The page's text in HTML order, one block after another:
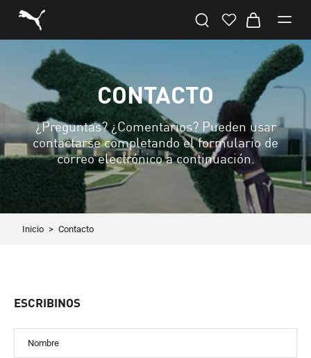
CONTACTO
¿Preguntas? ¿Comentarios? Pueden usar
contactarse completando el formulario de
correo electrónico a continuación.
Inicio > Contacto
ESCRIBINOS
Nombre